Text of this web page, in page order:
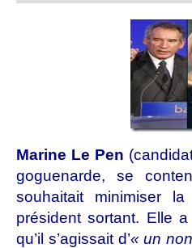
Marine Le Pen
goguenarde, se
souhaitait minimiser
président sortant. Elle
qu’il s’agissait d’« un